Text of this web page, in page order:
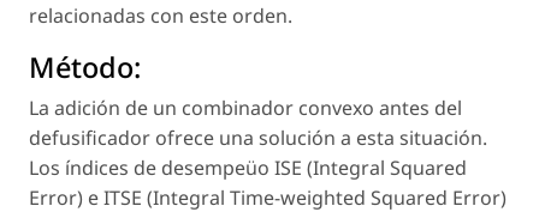
relacionadas con este orden.
Método:
La adición de un combinador convexo antes del
defusificador ofrece una solución a esta situación.
Los índices de desempeüo ISE (Integral Squared
Error) e ITSE (Integral Time-weighted Squared Error)